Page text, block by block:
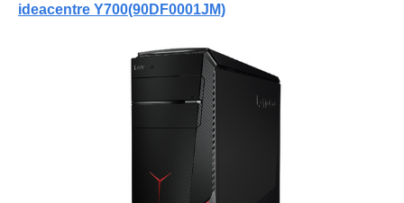
ideacentre Y700(90DF0001JM)